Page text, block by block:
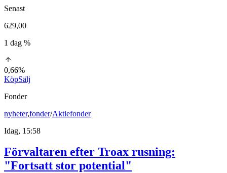
Senast
629,00
1 dag %
0,66%
KöpSälj
Fonder
nyheter,fonder/Aktiefonder
Idag, 15:58
Förvaltaren efter Troax rusning:
"Fortsatt stor potential"